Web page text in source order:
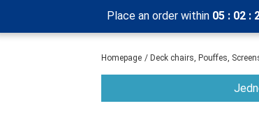
Place an order within 05 : 02 :
Homepage / Deck chairs, Pouffes,